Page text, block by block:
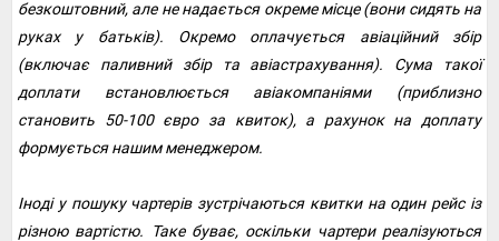
безкоштовний, але не надається окреме місце (вони сидять на
руках у батьків). Окремо оплачується авіаційний збір
(включає паливний збір та авіастрахування). Сума такої
доплати встановлюється авіакомпаніями (приблизно
становить 50-100 євро за квиток), а рахунок на доплату
формується нашим менеджером.
Іноді у пошуку чартерів зустрічаються квитки на один рейс із
різною вартістю. Таке буває, оскільки чартери реалізуються